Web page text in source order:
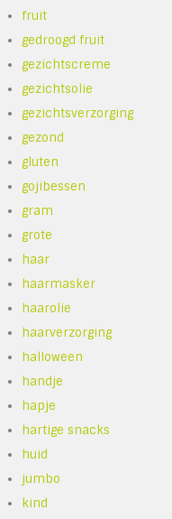
fruit
gedroogd fruit
gezichtscreme
gezichtsolie
gezichtsverzorging
gezond
gluten
gojibessen
gram
grote
haar
haarmasker
haarolie
haarverzorging
halloween
handje
hapje
hartige snacks
huid
jumbo
kind